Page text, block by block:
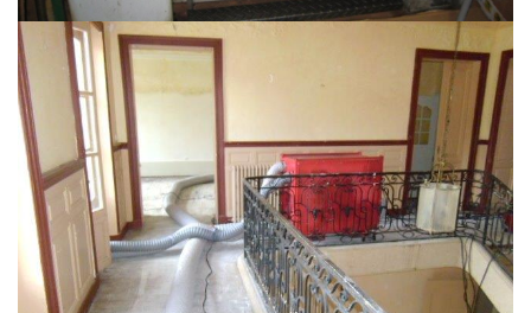
Assèchement Chateau